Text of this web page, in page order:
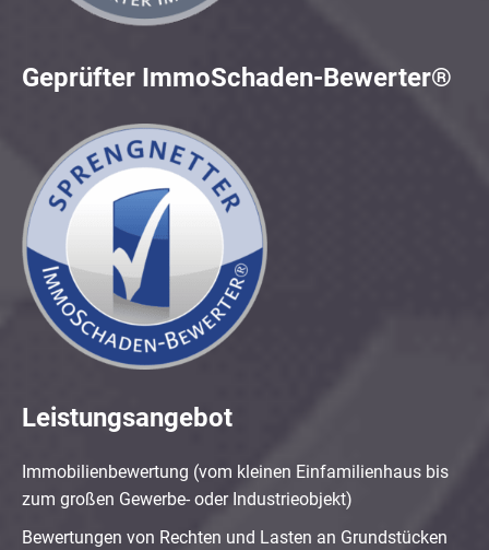
Geprüfter ImmoSchaden-Bewerter®
Leistungsangebot
Immobilienbewertung (vom kleinen Einfamilienhaus bis
zum großen Gewerbe- oder Industrieobjekt)
Bewertungen von Rechten und Lasten an Grundstücken